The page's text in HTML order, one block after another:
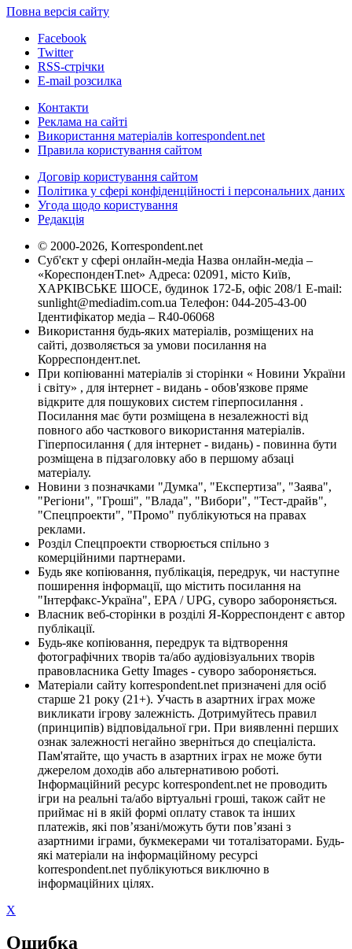
Повна версія сайту
Facebook
Twitter
RSS-стрічки
E-mail розсилка
Контакти
Реклама на сайті
Використання матеріалів korrespondent.net
Правила користування сайтом
Договір користування сайтом
Політика у сфері конфіденційності і персональних даних
Угода щодо користування
Редакція
© 2000-2026, Korrespondent.net
Суб'єкт у сфері онлайн-медіа Назва онлайн-медіа –
«КореспонденТ.net» Адреса: 02091, місто Київ,
ХАРКІВСЬКЕ ШОСЕ, будинок 172-Б, офіс 208/1 E-mail:
sunlight@mediadim.com.ua Телефон: 044-205-43-00
Ідентифікатор медіа – R40-06068
Використання будь-яких матеріалів, розміщених на
сайті, дозволяється за умови посилання на
Корреспондент.net.
При копіюванні матеріалів зі сторінки « Новини України
і світу» , для інтернет - видань - обов'язкове пряме
відкрите для пошукових систем гіперпосилання .
Посилання має бути розміщена в незалежності від
повного або часткового використання матеріалів.
Гіперпосилання ( для інтернет - видань) - повинна бути
розміщена в підзаголовку або в першому абзаці
матеріалу.
Новини з позначками "Думка", "Експертиза", "Заява",
"Регіони", "Гроші", "Влада", "Вибори", "Тест-драйв",
"Спецпроекти", "Промо" публікуються на правах
реклами.
Розділ Спецпроекти створюється спільно з
комерційними партнерами.
Будь яке копіювання, публікація, передрук, чи наступне
поширення інформації, що містить посилання на
"Інтерфакс-Україна", EPA / UPG, суворо забороняється.
Власник веб-сторінки в розділі Я-Корреспондент є автор
публікації.
Будь-яке копіювання, передрук та відтворення
фотографічних творів та/або аудіовізуальних творів
правовласника Getty Images - суворо забороняється.
Матеріали сайту korrespondent.net призначені для осіб
старше 21 року (21+). Участь в азартних іграх може
викликати ігрову залежність. Дотримуйтесь правил
(принципів) відповідальної гри. При виявленні перших
ознак залежності негайно зверніться до спеціаліста.
Пам'ятайте, що участь в азартних іграх не може бути
джерелом доходів або альтернативою роботі.
Інформаційний ресурс korrespondent.net не проводить
ігри на реальні та/або віртуальні гроші, також сайт не
приймає ні в якій формі оплату ставок та інших
платежів, які пов’язані/можуть бути пов’язані з
азартними іграми, букмекерами чи тоталізаторами. Будь-
які матеріали на інформаційному ресурсі
korrespondent.net публікуються виключно в
інформаційних цілях.
X
Ошибка